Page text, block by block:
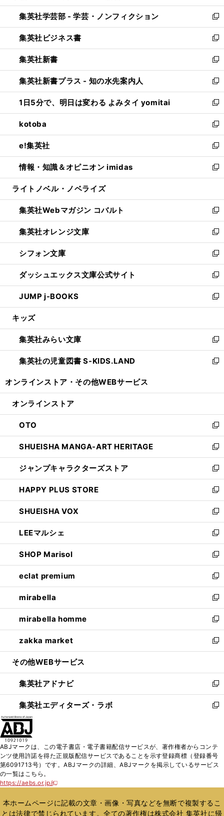
開
く
ウ
で
開
く
ン
ド
ウ
で
開
く
ウ
ィ
ン
ド
ウ
で
開
く
集英社学芸部 - 学芸・ノンフィクション
新
し
い
ウ
ィ
ン
ド
ウ
で
開
く
集英社ビジネス書
新
し
い
ウ
ィ
ン
ド
ウ
で
開
く
集英社新書
新
し
い
ウ
ィ
ン
ド
ウ
で
開
く
集英社新書プラス - 知の水先案内人
新
し
い
ウ
ィ
ン
ド
ウ
で
開
1日5分で、明日は変わる よみタイ yomitai
新
し
い
ウ
ィ
ン
ド
ウ
開
く
kotoba
新
し
い
ウ
ィ
ン
ウ
で
開
く
e!集英社
新
し
い
ウ
ン
ド
ウ
で
開
く
情報・知識＆オピニオン imidas
新
し
ウ
ィ
ン
ド
ウ
で
開
く
ライトノベル・ノベライズ
集英社Webマガジン コバルト
新
し
い
ウ
ィ
ン
ド
ウ
で
開
集英社オレンジ文庫
新
し
い
ウ
ィ
ン
ド
ウ
開
く
シフォン文庫
新
し
い
ウ
ィ
ン
ウ
で
開
く
ダッシュエックス文庫公式サイト
新
し
い
ウ
ン
ド
ウ
で
JUMP j-BOOKS
新
し
ウ
ィ
ン
ド
開
キッズ
集英社みらい文庫
新
し
い
ン
ウ
で
開
く
集英社の児童図書 S-KIDS.LAND
新
ウ
ン
ド
ウ
で
開
く
オンラインストア・ その他WEBサービス
オンラインストア
OTO
新
し
い
ウ
ィ
ン
ド
ウ
で
開
く
SHUEISHA MANGA-ART HERITAGE
新
し
い
ウ
ィ
ン
ド
ウ
で
開
く
ジャンプキャラクターズストア
新
し
い
ウ
ィ
ン
ド
ウ
で
開
く
HAPPY PLUS STORE
新
し
い
ウ
ィ
ン
ド
ウ
で
開
く
SHUEISHA VOX
新
し
い
ウ
ィ
ン
ド
ウ
で
開
く
LEEマルシェ
新
し
い
ウ
ィ
ン
ド
ウ
で
開
く
SHOP Marisol
新
し
い
ウ
ィ
ン
ド
ウ
で
開
eclat premium
新
し
い
ウ
ィ
ン
ド
ウ
開
く
mirabella
新
し
い
ウ
ィ
ン
ウ
で
開
く
mirabella homme
新
し
い
ウ
ン
ド
ウ
で
zakka market
新
し
ウ
ィ
ン
ド
く
その他WEBサービス
集英社アドナビ
新
し
い
ド
ウ
で
集英社エディターズ・ラボ
新
ィ
ン
ド
開
く
ABJマークは、この電子書店・電子書籍配信サービスが、著作権者からコンテ
ンツ使用許諾を得た正規版配信サービスであることを示す登録商標（登録番号
第6091713号）です。ABJマークの詳細、ABJマークを掲示しているサービス
の一覧はこちら。
https://aebs.or.jp/
新
い
ウ
本ホームページに記載の文章・画像・写真などを無断で複製するこ
とは法律で禁じられています。全ての著作権は株式会社 集英社に帰